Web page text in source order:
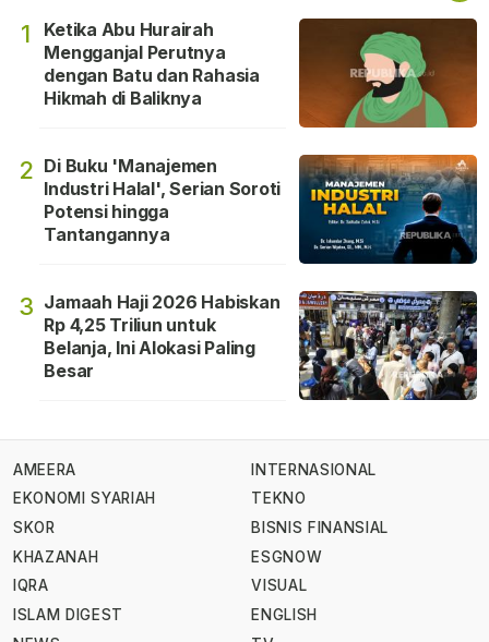
1
Ketika Abu Hurairah
Mengganjal Perutnya
dengan Batu dan Rahasia
Hikmah di Baliknya
2 Di Buku 'Manajemen
Industri Halal', Serian Soroti
Potensi hingga
Tantangannya
3 Jamaah Haji 2026 Habiskan
Rp 4,25 Triliun untuk
Belanja, Ini Alokasi Paling
Besar
AMEERA
EKONOMI SYARIAH
SKOR
KHAZANAH
IQRA
ISLAM DIGEST
INTERNASIONAL
TEKNO
BISNIS FINANSIAL
ESGNOW
VISUAL
ENGLISH